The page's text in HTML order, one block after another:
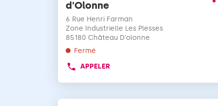
POINT
DE
VENTE
VM
MATÉRIAUX
GUÉRANDE
CARRELAGE
touche
ENTRÉE
pour
obtenir
plus
amples
de
vente
:
d'Olonne
6 Rue Henri Farman
Zone Industrielle Les Plesses
85180 Château D'olonne
Fermé
APPELER
AFFICHER
DE
Appuyer